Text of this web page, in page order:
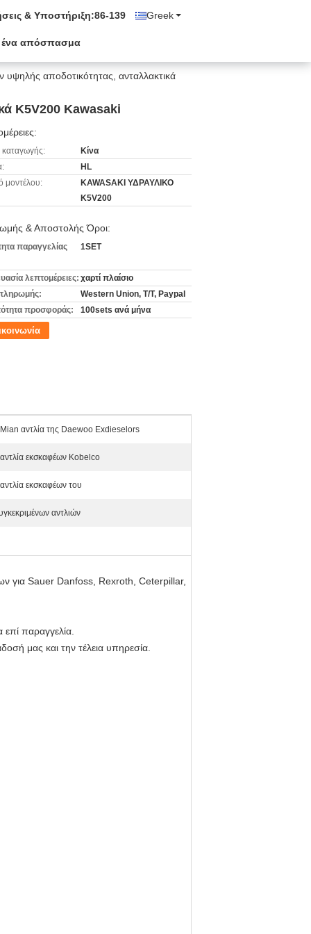
Greek
& Υποστήριξη:86-139
ένα απόσπασμα
υψηλής αποδοτικότητας, ανταλλακτικά
K5V200 Kawasaki
Κίνα
HL
μοντέλου:
KAWASAKI ΥΔΡΑΥΛΙΚΟ
K5V200
& Αποστολής Όροι:
παραγγελίας
1SET
λεπτομέρειες: χαρτί πλαίσιο
Western Union, T/T, Paypal
προσφοράς:
100sets ανά μήνα
αντλία της Daewoo Exdieselors
εκσκαφέων Kobelco
εκσκαφέων του
αντλιών
για Sauer Danfoss, Rexroth, Ceterpillar,
παραγγελία.
μας και την τέλεια υπηρεσία.